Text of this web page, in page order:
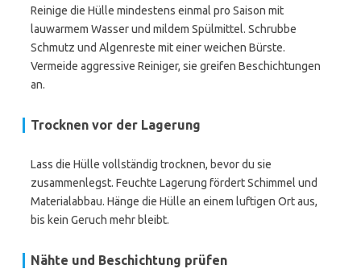
Reinige die Hülle mindestens einmal pro Saison mit
lauwarmem Wasser und mildem Spülmittel. Schrubbe
Schmutz und Algenreste mit einer weichen Bürste.
Vermeide aggressive Reiniger, sie greifen Beschichtungen
an.
Trocknen vor der Lagerung
Lass die Hülle vollständig trocknen, bevor du sie
zusammenlegst. Feuchte Lagerung fördert Schimmel und
Materialabbau. Hänge die Hülle an einem luftigen Ort aus,
bis kein Geruch mehr bleibt.
Nähte und Beschichtung prüfen